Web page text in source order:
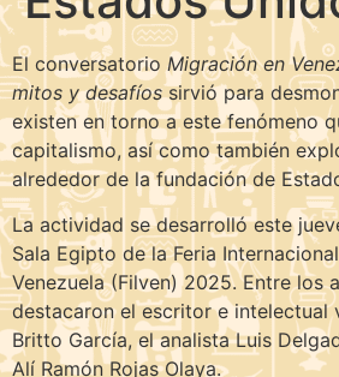
El conversatorioMigración en
mitos y desafíossirvió para
existen en torno a este fenómeno
capitalismo, así como también
alrededor de la fundación de
La actividad se desarrolló este
Sala Egipto de la Feria
Venezuela (Filven) 2025. Entre los
destacaron el escritor e intelectual
Britto García, el analista Luis
Alí Ramón Rojas Olaya.